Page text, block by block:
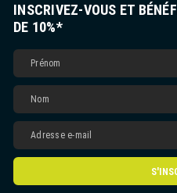
INSCRIVEZ-VOUS ET
DE 10%*